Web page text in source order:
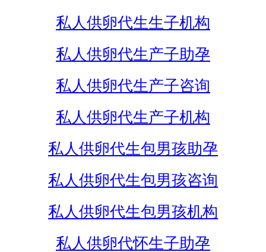
私人供卵代生生子机构
私人供卵代生产子助孕
私人供卵代生产子咨询
私人供卵代生产子机构
私人供卵代生包男孩助孕
私人供卵代生包男孩咨询
私人供卵代生包男孩机构
私人供卵代怀生子助孕